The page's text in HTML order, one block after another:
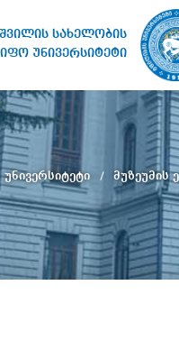
სახელობის
უნივერსიტეტი
უნივერსიტეტი მუზეუმის